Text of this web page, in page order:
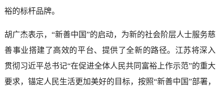
裕的标杆品牌。
胡广杰表示，“新善中国”的启动，为新的社会阶层人士服务慈
善事业搭建了高效的平台、提供了全新的路径。江苏将深入
贯彻习近平总书记“在促进全体人民共同富裕上作示范”的重大
要求，锚定人民生活更加美好的目标，按照“新善中国”部署，